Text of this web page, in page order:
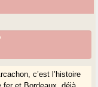
c’est l’histoire